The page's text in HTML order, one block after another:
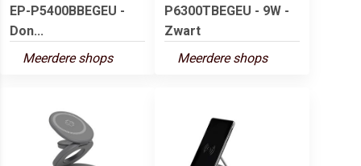
EP-P5400BBEGEU -
Don...
Meerdere shops
P6300TBEGEU - 9W -
Zwart
Meerdere shops